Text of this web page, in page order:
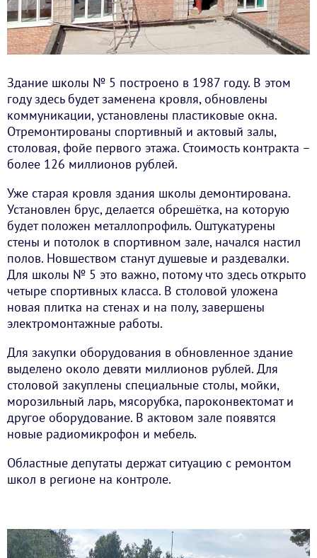
Здание школы № 5 построено в 1987 году. В этом
году здесь будет заменена кровля, обновлены
коммуникации, установлены пластиковые окна.
Отремонтированы спортивный и актовый залы,
столовая, фойе первого этажа. Стоимость контракта –
более 126 миллионов рублей.
Уже старая кровля здания школы демонтирована.
Установлен брус, делается обрешётка, на которую
будет положен металлопрофиль. Оштукатурены
стены и потолок в спортивном зале, начался настил
полов. Новшеством станут душевые и раздевалки.
Для школы № 5 это важно, потому что здесь открыто
четыре спортивных класса. В столовой уложена
новая плитка на стенах и на полу, завершены
электромонтажные работы.
Для закупки оборудования в обновленное здание
выделено около девяти миллионов рублей. Для
столовой закуплены специальные столы, мойки,
морозильный ларь, мясорубка, пароконвектомат и
другое оборудование. В актовом зале появятся
новые радиомикрофон и мебель.
Областные депутаты держат ситуацию с ремонтом
школ в регионе на контроле.